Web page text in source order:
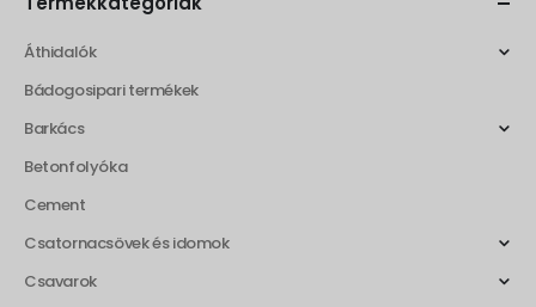
Áthidalók
Bádogosipari termékek
Barkács
Betonfolyóka
Cement
Csatornacsövek és idomok
Csavarok